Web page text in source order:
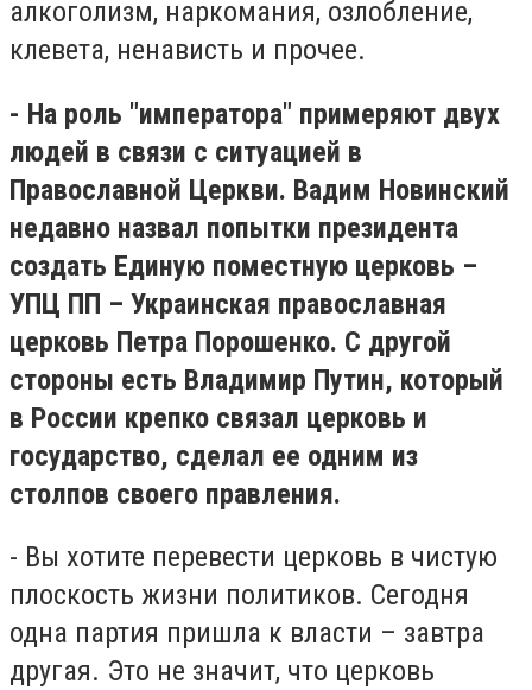
алкоголизм, наркомания, озлобление,
клевета, ненависть и прочее.
- На роль "императора" примеряют двух
людей в связи с ситуацией в
Православной Церкви. Вадим Новинский
недавно назвал попытки президента
создать Единую поместную церковь –
УПЦ ПП – Украинская православная
церковь Петра Порошенко. С другой
стороны есть Владимир Путин, который
в России крепко связал церковь и
государство, сделал ее одним из
столпов своего правления.
- Вы хотите перевести церковь в чистую
плоскость жизни политиков. Сегодня
одна партия пришла к власти – завтра
другая. Это не значит, что церковь